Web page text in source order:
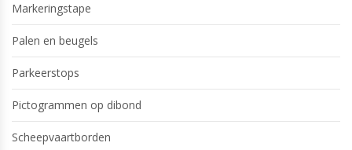
Markeringstape
Palen en beugels
Parkeerstops
Pictogrammen op dibond
Scheepvaartborden